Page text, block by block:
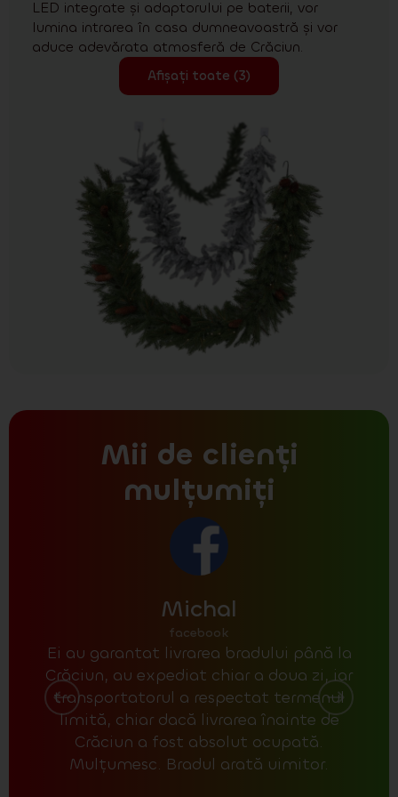
LED integrate și adaptorului pe baterii, vor
lumina intrarea în casa dumneavoastră și vor
aduce adevărata atmosferă de Crăciun.
Afișați toate (3)
Mii de clienți
mulțumiți
Michal
facebook
Ei au garantat livrarea bradului până la
Crăciun, au expediat chiar a doua zi, iar
transportatorul a respectat termenul
limită, chiar dacă livrarea înainte de
Crăciun a fost absolut ocupată.
Mulțumesc. Bradul arată uimitor.